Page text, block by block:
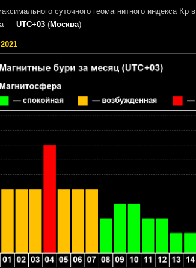
суточного геомагнитного индекса Kp в
— UTC+03(Москва)